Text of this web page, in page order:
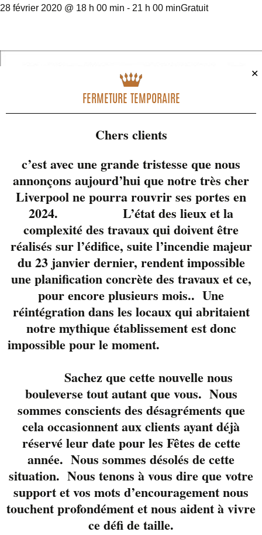
28 février 2020 @ 18 h 00 min - 21 h 00 minGratuit
Lyne
etJean-Serge
Bergeron, un trio
aguérît qui se passe de
présentation. Une
soirée qui promet.
Pourréserver votre
table: 819-822-3724 ou
via notre page
Facebook
✕
FERMETURE TEMPORAIRE
Chers clients
c’est avec une grande tristesse que nous
annonçons aujourd’hui que notre très cher
Liverpool ne pourra rouvrir ses portes en
2024. L’état des lieux et la
complexité des travaux qui doivent être
réalisés sur l’édifice, suite l’incendie majeur
du 23 janvier dernier, rendent impossible
une planification concrète des travaux et ce,
pour encore plusieurs mois.. Une
réintégration dans les locaux qui abritaient
notre mythique établissement est donc
impossible pour le moment.
Sachez que cette nouvelle nous
bouleverse tout autant que vous. Nous
sommes conscients des désagréments que
cela occasionnent aux clients ayant déjà
réservé leur date pour les Fêtes de cette
année. Nous sommes désolés de cette
situation. Nous tenons à vous dire que votre
support et vos mots d’encouragement nous
touchent profondément et nous aident à vivre
ce défi de taille.